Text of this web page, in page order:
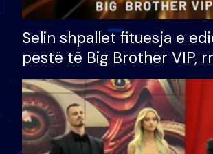
Selin shpallet fituesja e
pestë të Big Brother VIP,
çmimin e madh prej 100